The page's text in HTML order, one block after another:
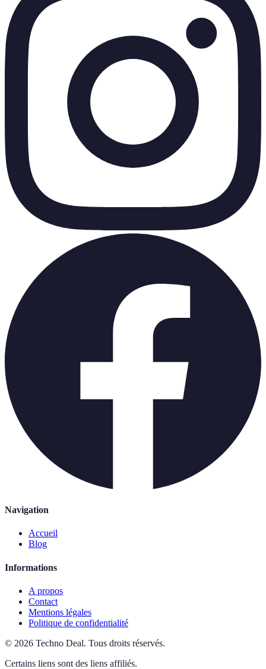
Navigation
Accueil
Blog
Informations
A propos
Contact
Mentions légales
Politique de confidentialité
© 2026 Techno Deal. Tous droits réservés.
Certains liens sont des liens affiliés.